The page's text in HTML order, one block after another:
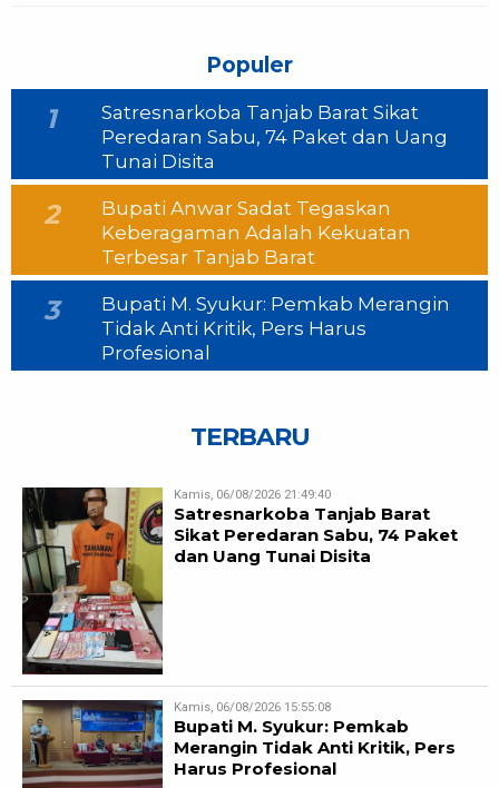
Populer
1
Satresnarkoba Tanjab Barat Sikat
Peredaran Sabu, 74 Paket dan Uang
Tunai Disita
2
Bupati Anwar Sadat Tegaskan
Keberagaman Adalah Kekuatan
Terbesar Tanjab Barat
3
Bupati M. Syukur: Pemkab Merangin
Tidak Anti Kritik, Pers Harus
Profesional
TERBARU
Kamis, 06/08/2026 21:49:40
Satresnarkoba Tanjab Barat
Sikat Peredaran Sabu, 74 Paket
dan Uang Tunai Disita
Kamis, 06/08/2026 15:55:08
Bupati M. Syukur: Pemkab
Merangin Tidak Anti Kritik, Pers
Harus Profesional